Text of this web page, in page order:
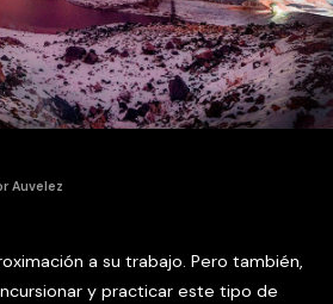
Auvelez
a su trabajo. Pero también,
y practicar este tipo de